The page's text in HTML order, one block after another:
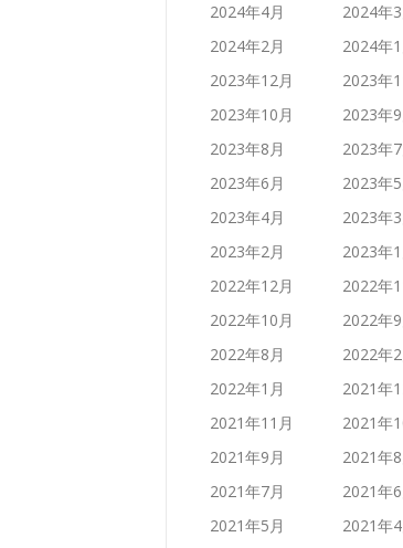
2024年4月
2024年3
2024年2月
2024年1
2023年12月
2023年
2023年10月
2023年9
2023年8月
2023年7
2023年6月
2023年5
2023年4月
2023年3
2023年2月
2023年1
2022年12月
2022年
2022年10月
2022年9
2022年8月
2022年2
2022年1月
2021年
2021年11月
2021年
2021年9月
2021年8
2021年7月
2021年6
2021年5月
2021年4